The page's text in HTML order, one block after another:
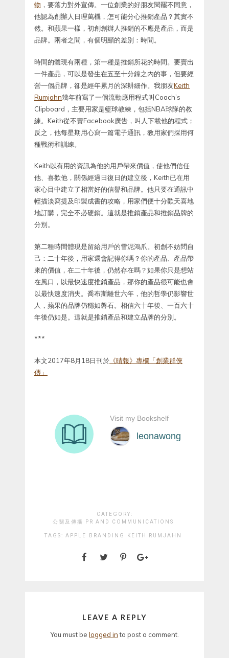
物 ，要落力對外宣傳。一位創業的好朋友閱罷不同意，
他認為創辦人日理萬機，怎可能分心推銷產品？其實不
然。和蘋果一樣，初創創辦人推銷的不應是產品，而是
品牌。兩者之間，有個明顯的差別：時間。
時間的體現有兩種，第一種是推銷所花的時間。要賣出
一件產品，可以是發生在五至十分鐘之內的事，但要經
營一個品牌，卻是經年累月的深耕細作。我朋友Keith
Rumjahn幾年前寫了一個流動應用程式叫Coach’s
Clipboard，主要用家是籃球教練，包括NBA球隊的教
練。Keith從不賣Facebook廣告，叫人下載他的程式；
反之，他每星期用心寫一篇電子通訊，教用家們採用何
種戰術和訓練。
Keith以有用的資訊為他的用戶帶來價值，使他們信任
他、喜歡他，關係經過日復日的建立後，Keith已在用
家心目中建立了相當好的信譽和品牌。他只要在通訊中
輕描淡寫提及印製成書的攻略，用家們便十分歡天喜地
地訂購，完全不必硬銷。這就是推銷產品和推銷品牌的
分別。
第二種時間體現是留給用戶的雪泥鴻爪。初創不妨問自
己：二十年後，用家還會記得你嗎？你的產品、產品帶
來的價值，在二十年後，仍然存在嗎？如果你只是想站
在風口，以最快速度推銷產品，那你的產品很可能也會
以最快速度消失。喬布斯離世六年，他的哲學仍影響世
人，蘋果的品牌仍穩如磐石。相信六十年後、一百六十
年後仍如是。這就是推銷產品和建立品牌的分別。
***
本文2017年8月18日刊於 《晴報》專欄「創業群俠
傳」
CATEGORY:
公關及傳播 PR AND COMMUNICATIONS
TAGS: APPLE BRANDING KEITH RUMJAHN
LEAVE A REPLY
You must be logged into post a comment.